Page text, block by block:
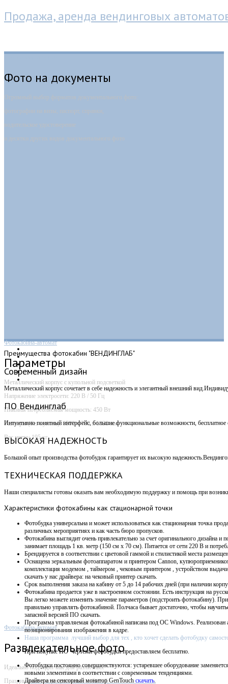
Продажа, аренда вендинговых
Фото на документы
Огромный выбор форматов документального фото:
фотографии на визы, паспорт, справки,
водительское удостоверение
и десятки других видов документального фото
Фотокабина-автомат
Параметры
Металлический корпус с купольной подсветкой
Напряжение электросети: 220 В / 50 Гц
Пиковая потребляемая мощность: 450 Вт
Размеры (без купола): 1500 х 700 х 1830 мм
Вес нетто: 195 кг
Фотокабина-автомат
Развлекательное фото
Идеально подходит как для различных
Праздничных и корпоративных событий,
Преимущества фотокабин "ВЕНДИНГЛАБ"
Современный дизайн
Металлический корпус сочетает в себе надежность и элегантный внешний
ПО Вендинглаб
Интуитивно понятный интерфейс, большие функциональные возможности,
ВЫСОКАЯ НАДЕЖНОСТЬ
Большой опыт производства фотобудок гарантирует их высокую
ТЕХНИЧЕСКАЯ ПОДДЕРЖКА
Наши специалисты готовы оказать вам необходимую поддержку и помощь при
Характеристики фотокабины как стационарной точки
Фотобудка универсальна и может использоваться как стационарная точка
различных мероприятиях и как часть бюро пропусков.
Фотокабина выглядит очень привлекательно за счет оригинального дизайна и
занимает площадь 1 кв. метр (150 см х 70 см). Питается от сети 220 В и
Брендируется в соответствии с цветовой гаммой и стилистикой места
Оснащена зеркальным фотоаппаратом и принтером Cannon,
комплектация модемом , таймером , чековым принтером , устройством
скачать у нас драйвера: на чековый принтер скачать.
Срок выполнения заказа на кабину от 5 до 14 рабочих дней (при наличии
Фотокабина продается уже в настроенном состоянии. Есть инструкция на
Вы легко можете изменить значение параметров (подстроить фотокабину).
правильно управлять фотокабиной. Полчаса бывает достаточно, чтобы
запасной версией ПО скачать.
Программа управляемая фотокабиной написана под OC Windows. Реализован
позиционирования изображения в кадре.
Наша программа лучший выбор для тех , кто хочет сделать фотобудку
При покупке ПОчертежи фотобудки предоставляем бесплатно.
Фотобудки постоянно совершенствуются: устаревшее оборудование
новыми элементами в соответствии с современным тенденциями.
Драйвера на сенсорный монитор GenTouch скачать